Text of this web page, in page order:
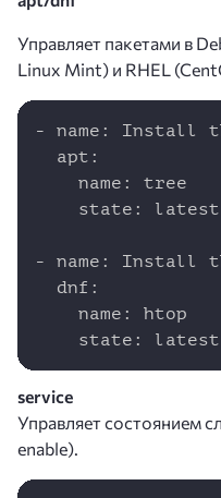
Управляет пакетами в
Linux Mint) и RHEL
- name: Install
  apt:
    name: tree
    state: latest
- name: Install
  dnf:
    name: htop
    state: latest
service
Управляет состоянием
enable).